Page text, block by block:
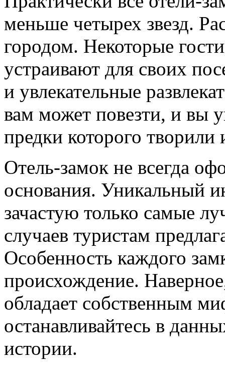
меньше четырех звезд.
городом. Некоторые
устраивают для своих
и увлекательные
вам может повезти, и вы
предки которого творили
Отель-замок не всегда
основания. Уникальный
зачастую только самые
случаев туристам
Особенность каждого
происхождение.
обладает собственным
останавливайтесь в
истории.